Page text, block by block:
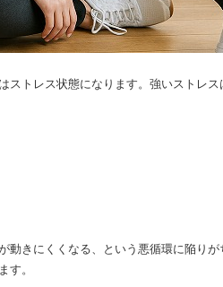
ストレス状態になります。強いストレ
動きにくくなる、という悪循環に陥り
す。